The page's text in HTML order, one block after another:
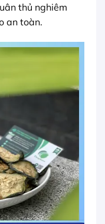
thủ nghiêm
an toàn.